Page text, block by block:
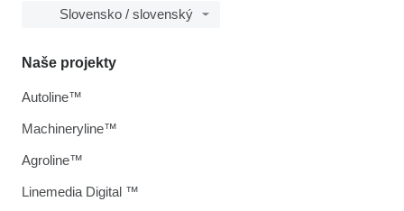
Slovensko / slovenský
Naše projekty
Autoline™
Machineryline™
Agroline™
Linemedia Digital ™